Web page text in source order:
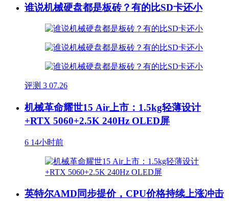
谁说机械硬盘都是板砖？有的比SD卡还小
评测 3 07.26
机械革命耀世15 Air上市：1.5kg轻薄设计
+RTX 5060+2.5K 240Hz OLED屏
6 14小时前
英特尔AMD同步提价，CPU价格持续上涨冲击